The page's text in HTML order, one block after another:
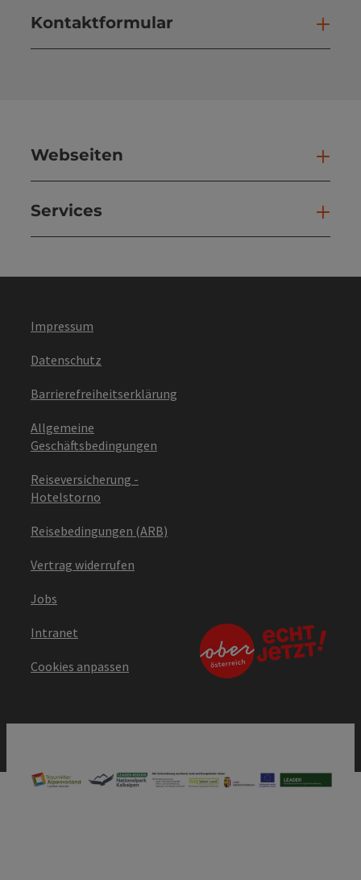
Kontaktformular
Webseiten
Services
Impressum
Datenschutz
Barrierefreiheitserklärung
Allgemeine
Geschäftsbedingungen
Reiseversicherung -
Hotelstorno
Reisebedingungen (ARB)
Vertrag widerrufen
Jobs
Intranet
Cookies anpassen